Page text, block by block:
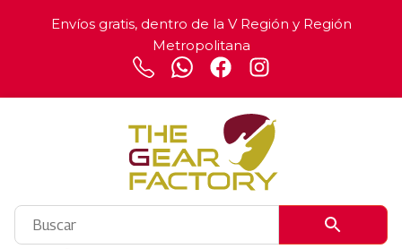
Envíos gratis, dentro de la V Región y Región
Metropolitana